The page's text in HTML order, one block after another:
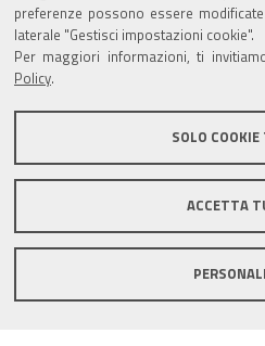
preferenze possono essere
laterale "Gestisci impostazioni cookie".
Per maggiori informazioni, ti
Policy
SOLO COOKIE
ACCETTA
Pubblicità Legale
Area riservata
Informativa generale
Accessibilità
Note legali
Informativa estesa sui cookie